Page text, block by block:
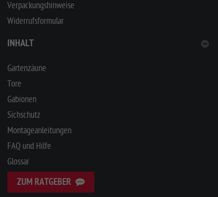
Verpackungshinweise
Widerrufsformular
INHALT
Gartenzäune
Tore
Gabionen
Sichschutz
Montageanleitungen
FAQ und Hilfe
Glossar
ZUM RATGEBER